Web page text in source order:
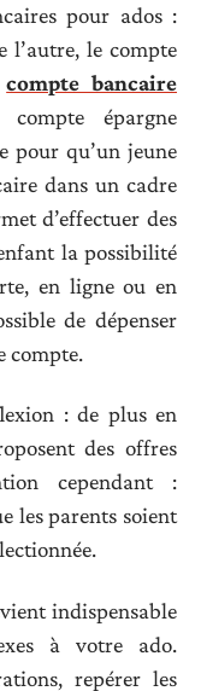
pour ados :
l’autre, le compte
compte bancaire
épargne
pour qu’un jeune
dans un cadre
d’effectuer des
la possibilité
en ligne ou en
de dépenser
compte.
: de plus en
des offres
cependant :
les parents soient
indispensable
à votre ado.
repérer les